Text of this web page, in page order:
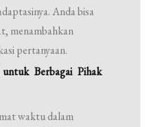
Anda bisa
menambahkan
pertanyaan.
Berbagai Pihak
waktu dalam